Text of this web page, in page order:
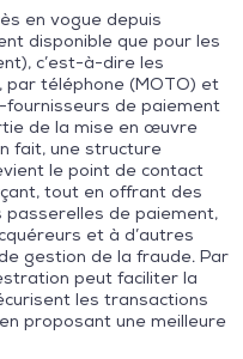
en vogue depuis
disponible que pour les
c’est-à-dire les
téléphone (MOTO) et
fournisseurs de paiement
de la mise en œuvre
fait, une structure
le point de contact
tout en offrant des
passerelles de paiement,
et à d’autres
gestion de la fraude. Par
peut faciliter la
les transactions
proposant une meilleure